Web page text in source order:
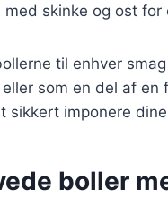
med skinke og ost
til enhver
som en del af en
sikkert imponere
boller